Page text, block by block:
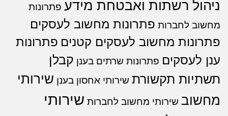
ניהול רשתות ואבטחת מידע פתרונות
מחשוב לחברות פתרונות מחשוב לעסקים
פתרונות מחשוב לעסקים קטנים פתרונות
ענן לעסקים פתרונות שרתים בענן קבלן
תשתיות תקשורת שירותי אחסון בענן שירותי
מחשוב שירותי מחשוב לחברות שירותי